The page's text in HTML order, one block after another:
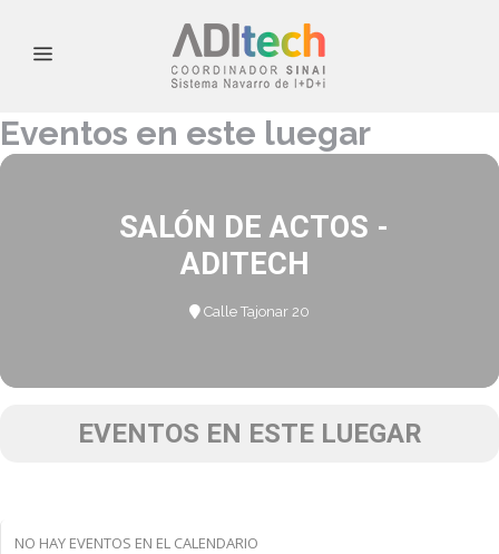
Eventos en este luegar
SALÓN DE ACTOS -
ADITECH
Calle Tajonar 20
EVENTOS EN ESTE LUEGAR
NO HAY EVENTOS EN EL CALENDARIO